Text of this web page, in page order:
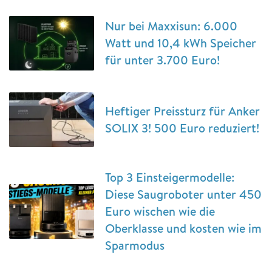
Nur bei Maxxisun: 6.000
Watt und 10,4 kWh Speicher
für unter 3.700 Euro!
Heftiger Preissturz für Anker
SOLIX 3! 500 Euro reduziert!
Top 3 Einsteigermodelle:
Diese Saugroboter unter 450
Euro wischen wie die
Oberklasse und kosten wie im
Sparmodus